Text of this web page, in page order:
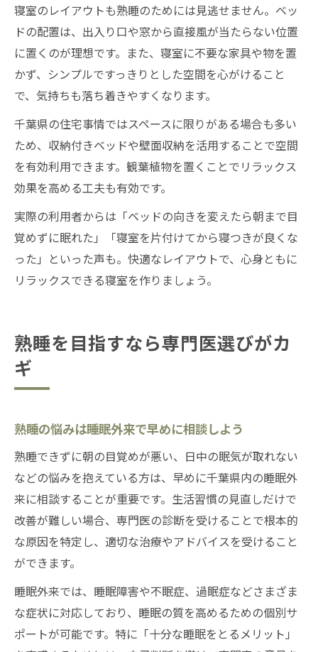
寝室のレイアウトも熟睡のためには見逃せません。ベッ
ドの配置は、出入り口や窓から直接風が当たらない位置
に置くのが理想です。また、寝室に不要な家具や物を置
かず、シンプルですっきりとした空間を心がけること
で、気持ちも落ち着きやすくなります。
千葉県の住宅事情ではスペースに限りがある場合も多い
ため、収納付きベッドや壁面収納を活用することで空間
を有効利用できます。観葉植物を置くことでリラックス
効果を高める工夫も有効です。
実際の利用者からは「ベッドの向きを変えたら朝まで目
覚めずに眠れた」「寝室を片付けてから寝つきが良くな
った」といった声も。快適なレイアウトで、心身ともに
リラックスできる寝室を作りましょう。
熟睡を目指すなら専門医選びがカ
ギ
熟睡の悩みは睡眠外来で早めに相談しよう
熟睡できずに朝の目覚めが悪い、日中の眠気が取れない
などの悩みを抱えている方は、早めに千葉県内の睡眠外
来に相談することが重要です。生活習慣の見直しだけで
改善が難しい場合、専門医の診断を受けることで根本的
な原因を特定し、適切な治療やアドバイスを受けること
ができます。
睡眠外来では、睡眠障害や不眠症、過眠症などさまざま
な症状に対応しており、睡眠の質を高めるための個別サ
ポートが可能です。特に「十分な睡眠をとるメリット」